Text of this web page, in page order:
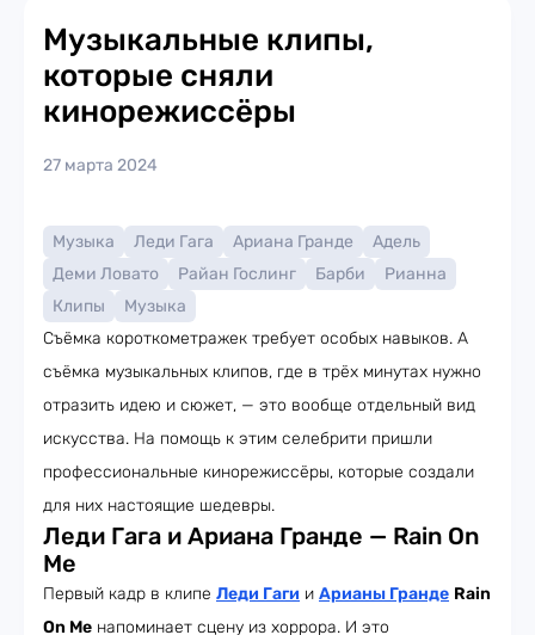
Музыкальные клипы,
которые сняли
кинорежиссёры
27 марта 2024
Музыка Леди Гага Ариана Гранде
Адель
Деми Ловато
Райан Гослинг Барби
Рианна
Клипы
Музыка
Съёмка короткометражек требует особых навыков. А
съёмка музыкальных клипов, где в трёх минутах нужно
отразить идею и сюжет, — это вообще отдельный вид
искусства. На помощь к этим селебрити пришли
профессиональные кинорежиссёры, которые создали
для них настоящие шедевры.
Леди Гага и Ариана Гранде — Rain On
Me
Первый кадр в клипе Леди Гаги и Арианы Гранде Rain
On Me напоминает сцену из хоррора. И это